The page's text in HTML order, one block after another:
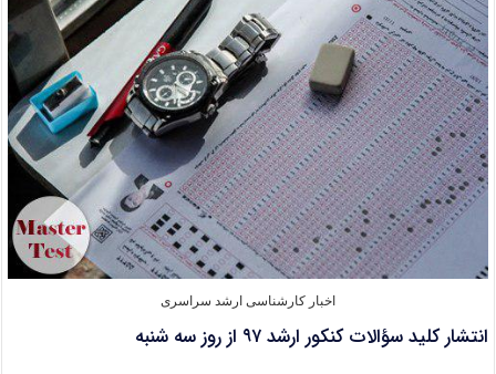
۹۷
از
سوی
بیش
از
۱۲
درصد
داوطلبان
اخبار کارشناسی ارشد سراسری
انتشار کلید سؤالات کنکور ارشد ۹۷ از روز سه شنبه